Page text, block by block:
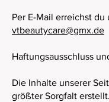
Per E-Mail erreichst du
vtbeautycare@gmx.de
Haftungsausschluss
Die Inhalte unserer
größter Sorgfalt